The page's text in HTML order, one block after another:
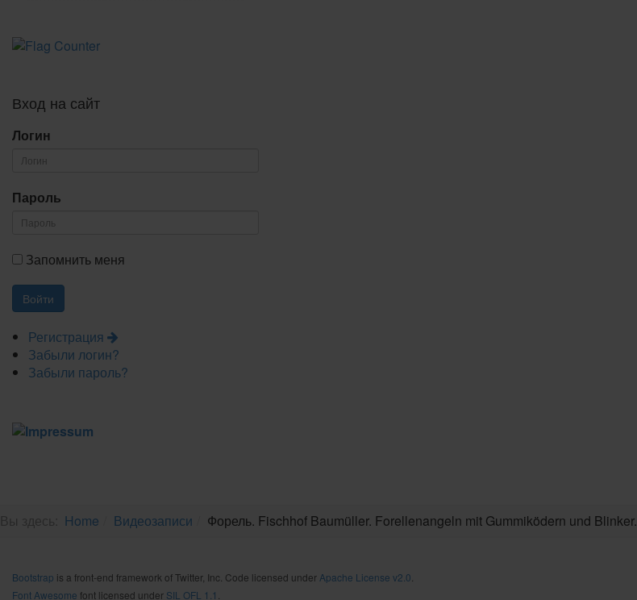
Вход на сайт
Логин
Пароль
Запомнить меня
Регистрация
Забыли логин?
Забыли пароль?
Home Видеозаписи Форель. Fischhof Baumüller. Forellenangeln mit Gummiködern und Blinker.
Bootstrap is a front-end framework of Twitter, Inc. Code licensed under Apache License v2.0
Font Awesome font licensed under SIL OFL 1.1